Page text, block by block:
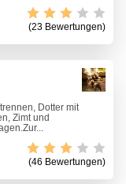
(23 Bewertungen)
Dotter mit
Zimt und
(46 Bewertungen)